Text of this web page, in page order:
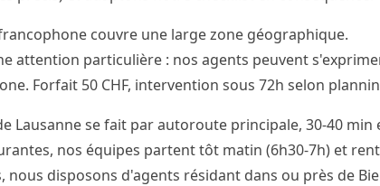
couvre une large zone géographique.
attention particulière : nos agents peuvent
Forfait 50 CHF, intervention sous 72h selon
Lausanne se fait par autoroute principale, 30-40 min
nos équipes partent tôt matin (6h30-7h) et
nous disposons d'agents résidant dans ou près de